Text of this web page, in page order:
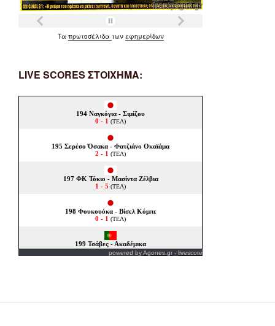
Τα πρωτοσέλιδα των εφημερίδων
LIVE SCORES ΣΤΟΙΧΗΜΑ:
powered byAgones.gr - livescore